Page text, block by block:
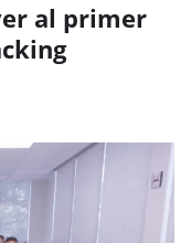
al primer